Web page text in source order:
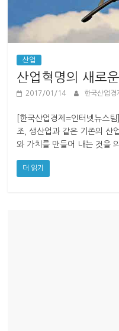
산업
산업혁명의 새로
2017/01/14 한국산업경
[한국산업경제=인터넷뉴스
조, 생산업과 같은 기존의 산
와 가치를 만들어 내는 것을
더 읽기